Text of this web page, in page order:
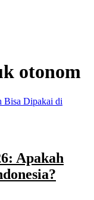
otonom
Apakah